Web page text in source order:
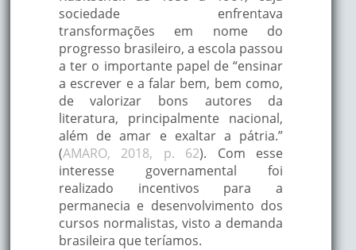
sociedade enfrentava
transformações em nome do
progresso brasileiro, a escola passou
a ter o importante papel de “ensinar
a escrever e a falar bem, bem como,
de valorizar bons autores da
literatura, principalmente nacional,
além de amar e exaltar a pátria.”
(AMARO, 2018, p. 62). Com esse
interesse governamental foi
realizado incentivos para a
permanecia e desenvolvimento dos
cursos normalistas, visto a demanda
brasileira que teríamos.